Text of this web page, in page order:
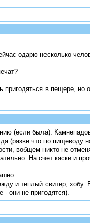
одарю несколько
в пещере, но
(если была).
(разве что по пищеводу
вобщем никто не
На счет каски и
и теплый свитер, хобу.
они не пригодятся).